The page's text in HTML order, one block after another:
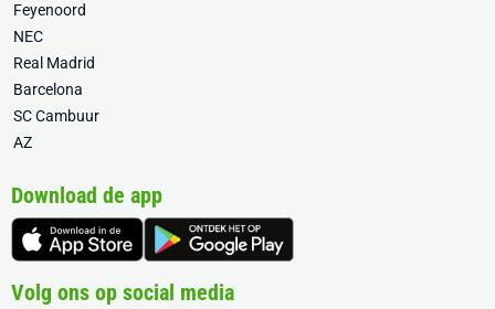
Feyenoord
NEC
Real Madrid
Barcelona
SC Cambuur
AZ
Download de app
Volg ons op social media